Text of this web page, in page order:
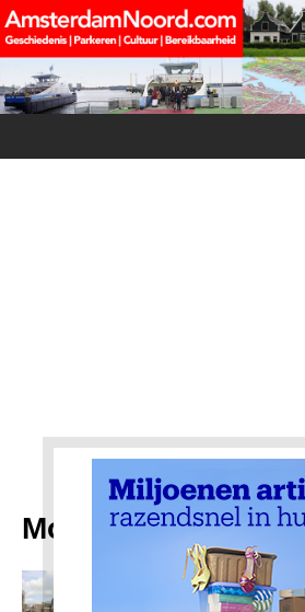
Molenwijk
Fietstocht naar mijn
13 juni 2022 Redactie